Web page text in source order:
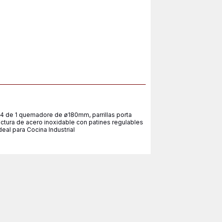
de 1 quemadore de ø180mm, parrillas porta
de acero inoxidable con patines regulables
para Cocina Industrial